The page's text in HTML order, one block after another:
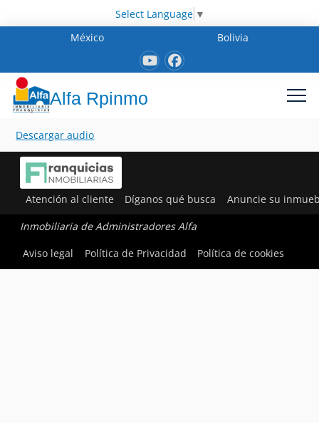
Select Language ▼
México
Bolivia
Alfa Rpinmo
Descargar audio
Atención al cliente Díganos qué busca Anuncie su
Inmobiliaria de Administradores Alfa
Aviso legal
Política de Privacidad Política de cookies